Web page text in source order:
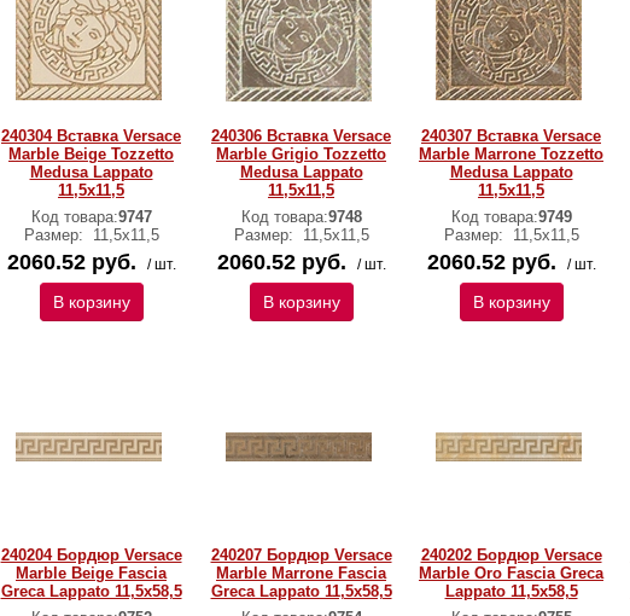
240304 Вставка Versace
Marble Beige Tozzetto
Medusa Lappato
11,5х11,5
Код товара:9747
Размер:
11,5х11,5
2060.52 руб. / шт.
В корзину
240306 Вставка Versace
Marble Grigio Tozzetto
Medusa Lappato
11,5х11,5
Код товара:9748
Размер:
11,5х11,5
2060.52 руб. / шт.
В корзину
240307 Вставка Versace
Marble Marrone Tozzetto
Medusa Lappato
11,5х11,5
Код товара:9749
Размер:
11,5х11,5
2060.52 руб. / шт.
В корзину
240204 Бордюр Versace
Marble Beige Fascia
Greca Lappato 11,5х58,5
240207 Бордюр Versace
Marble Marrone Fascia
Greca Lappato 11,5х58,5
240202 Бордюр Versace
Marble Oro Fascia Greca
Lappato 11,5х58,5